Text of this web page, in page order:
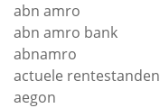
abn amro
abn amro bank
abnamro
actuele rentestanden
aegon